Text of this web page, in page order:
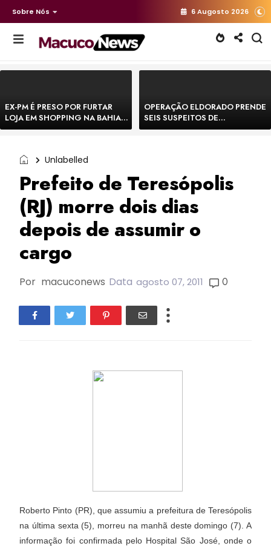
Sobre Nós 6 Augosto 2026
EX-PM É PRESO POR FURTAR
LOJA EM SHOPPING NA BAHIA E
ESCAPA CORRENDO DE
OPERAÇÃO ELDORADO PRENDE
SEIS SUSPEITOS DE
MOVIMENTAR R$ 25 MILHÕES
Unlabelled
Prefeito de Teresópolis
(RJ) morre dois dias
depois de assumir o
cargo
Por macuconews Data agosto 07, 2011 0
Roberto Pinto (PR), que assumiu a prefeitura de Teresópolis
na última sexta (5), morreu na manhã deste domingo (7). A
informação foi confirmada pelo Hospital São José, onde o